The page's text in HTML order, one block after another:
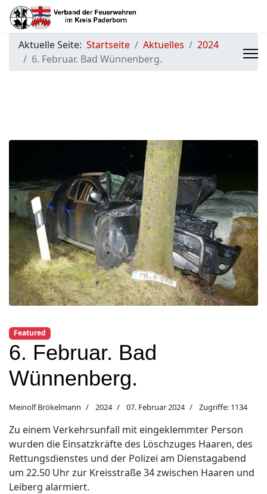
Aktuelle Seite: Startseite Aktuelles
2024
6. Februar. Bad Wünnenberg.
Featured
6. Februar. Bad
Wünnenberg.
Meinolf Brökelmann 2024 07. Februar 2024 Zugriffe: 1134
Zu einem Verkehrsunfall mit eingeklemmter Person
wurden die Einsatzkräfte des Löschzuges Haaren, des
Rettungsdienstes und der Polizei am Dienstagabend
um 22.50 Uhr zur Kreisstraße 34 zwischen Haaren und
Leiberg alarmiert.